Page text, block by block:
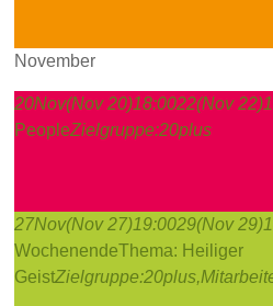
November
20Nov(Nov 20)18:0022(Nov 22)
PeopleZielgruppe:20plus
27Nov(Nov 27)19:0029(Nov 29)
WochenendeThema: Heiliger
GeistZielgruppe:20plus,